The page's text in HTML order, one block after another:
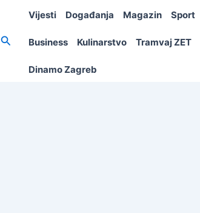
Search
Vijesti Događanja Magazin Sport
Business Kulinarstvo Tramvaj ZET
Dinamo Zagreb